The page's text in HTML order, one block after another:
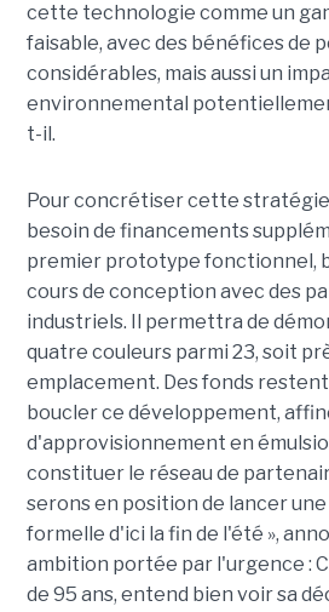
cette technologie comme un
faisable, avec des bénéfices de
considérables, mais aussi un
environnemental
t-il.
Pour concrétiser cette
besoin de financements
premier prototype fonctionnel,
cours de conception avec des
industriels. Il permettra de
quatre couleurs parmi 23, soit
emplacement. Des fonds
boucler ce développement,
d'approvisionnement en
constituer le réseau de
serons en position de lancer
formelle d'ici la fin de l'été »,
ambition portée par l'urgence :
de 95 ans, entend bien voir sa